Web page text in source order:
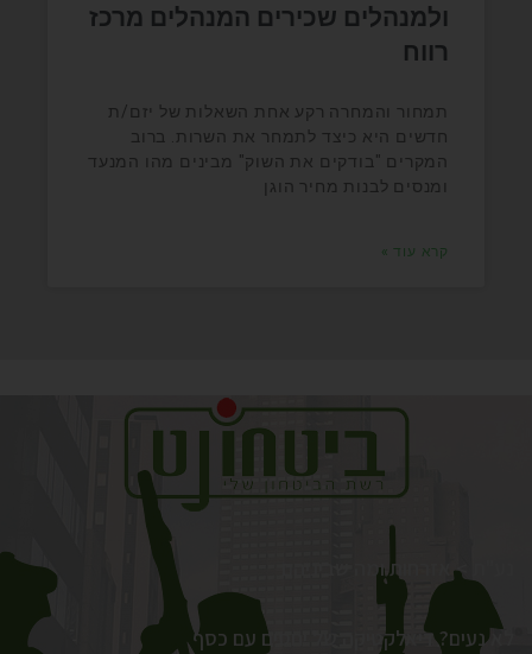
ולמנהלים שכירים המנהלים מרכז
רווח
תמחור והמחרה רקע אחת השאלות של יזם/ת
חדשים היא כיצד לתמחר את השרות. ברוב
המקרים "בודקים את השוק" מבינים מהו המנעד
ומנסים לבנות מחיר הוגן
קרא עוד »
נע"ת > אזרחות ומה שביניהם
לא נעים? דיאלקטיקה של יחסים עם כסף